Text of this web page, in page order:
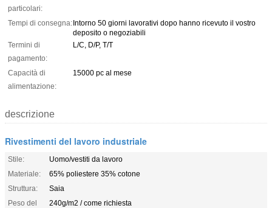
particolari:
Tempi di consegna:Intorno 50 giorni lavorativi dopo hanno ricevuto il vostro
deposito o negoziabili
Termini di
pagamento:
L/C, D/P, T/T
Capacità di
alimentazione:
15000 pc al mese
descrizione
Rivestimenti del lavoro industriale
Stile:
Uomo/vestiti da lavoro
Materiale:
65% poliestere 35% cotone
Struttura:
Saia
Peso del
240g/m2 / come richiesta